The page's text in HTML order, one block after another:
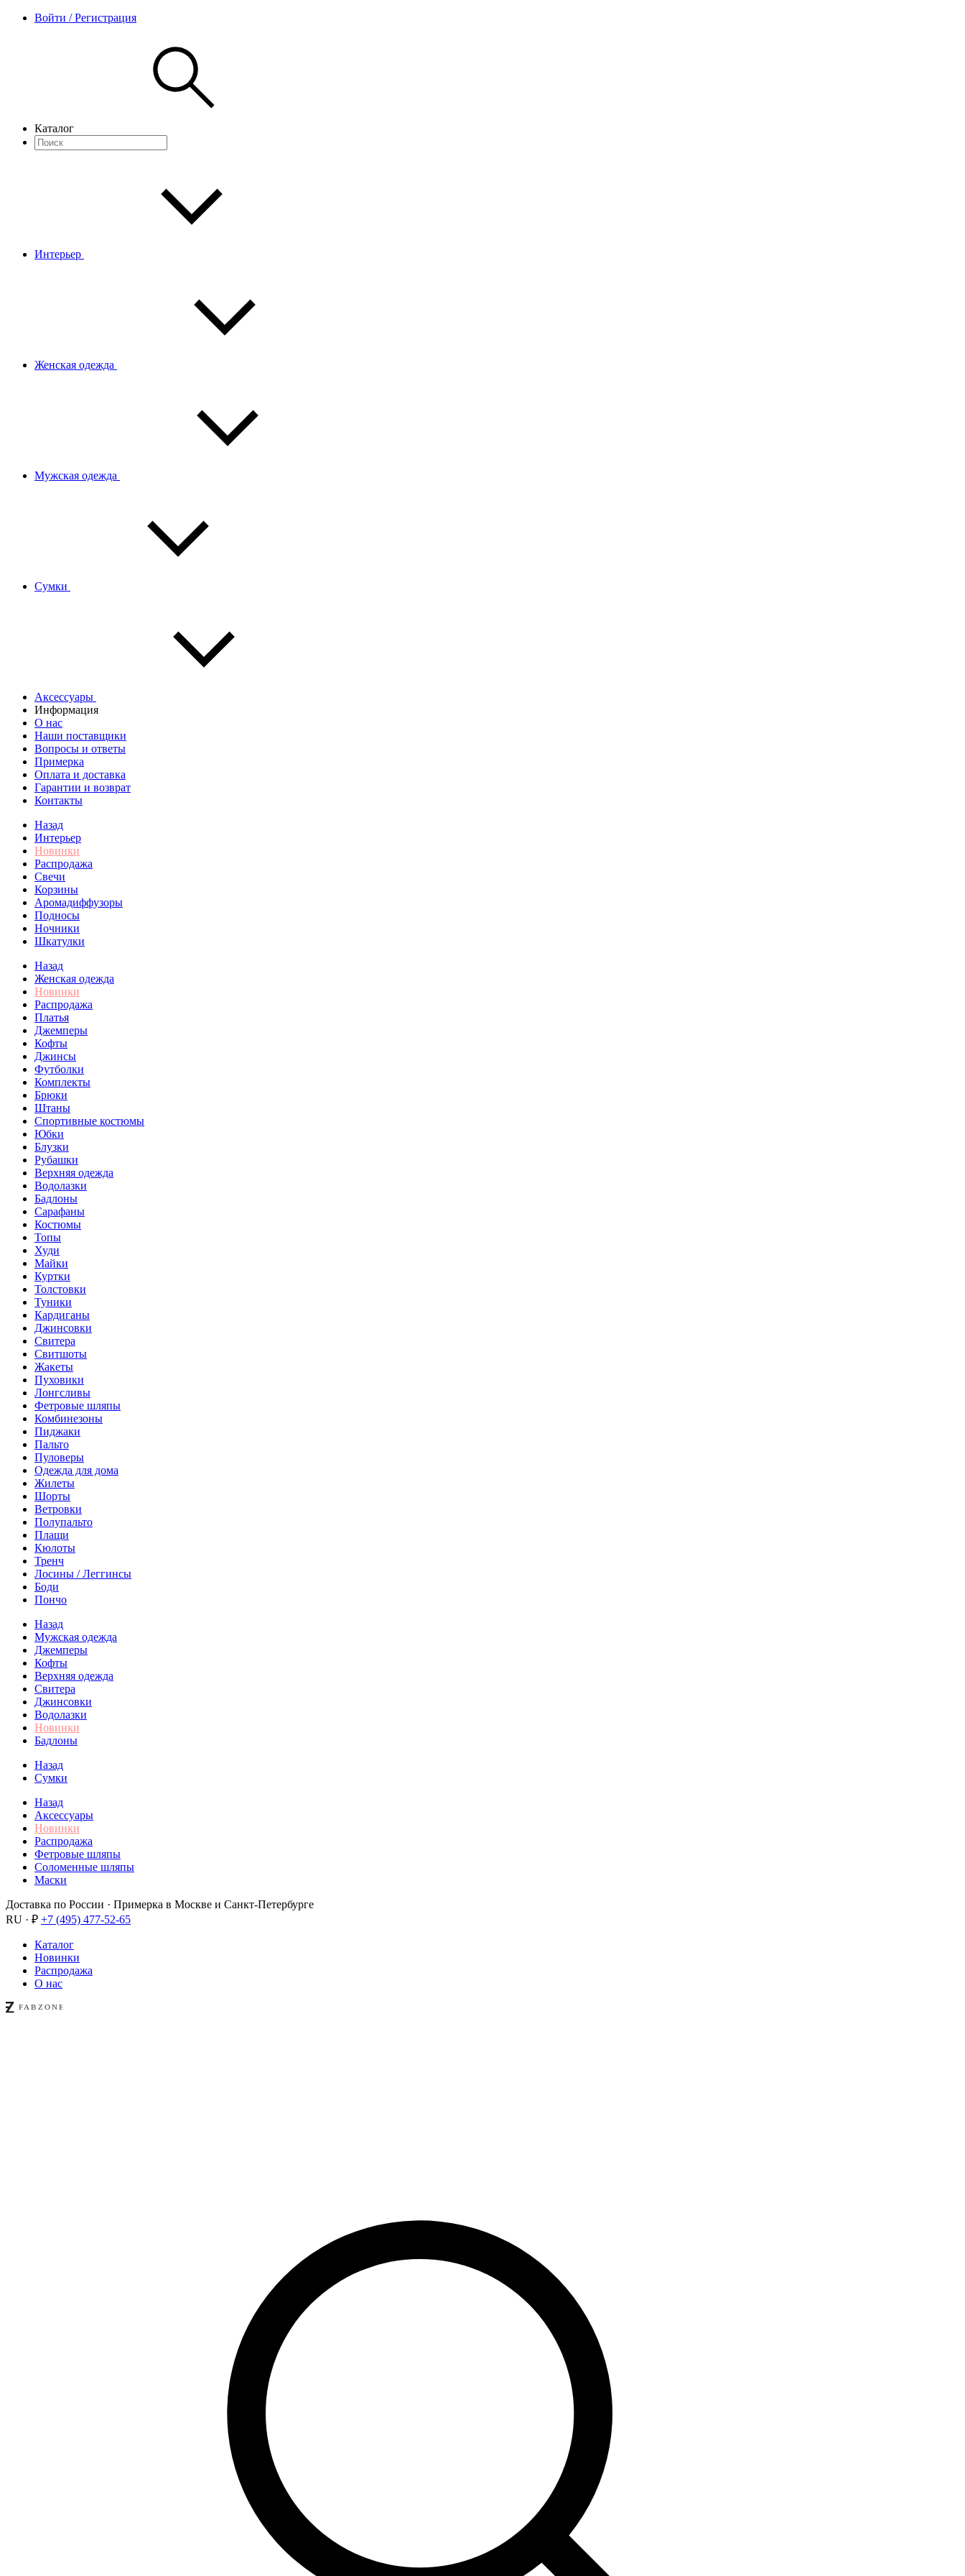
Войти / Регистрация
Каталог
Интерьер
Женская одежда
Мужская одежда
Сумки
Аксессуары
Информация
О нас
Наши поставщики
Вопросы и ответы
Примерка
Оплата и доставка
Гарантии и возврат
Контакты
Назад
Интерьер
Новинки
Распродажа
Свечи
Корзины
Аромадиффузоры
Подносы
Ночники
Шкатулки
Назад
Женская одежда
Новинки
Распродажа
Платья
Джемперы
Кофты
Джинсы
Футболки
Комплекты
Брюки
Штаны
Спортивные костюмы
Юбки
Блузки
Рубашки
Верхняя одежда
Водолазки
Бадлоны
Сарафаны
Костюмы
Топы
Худи
Майки
Куртки
Толстовки
Туники
Кардиганы
Джинсовки
Свитера
Свитшоты
Жакеты
Пуховики
Лонгсливы
Фетровые шляпы
Комбинезоны
Пиджаки
Пальто
Пуловеры
Одежда для дома
Жилеты
Шорты
Ветровки
Полупальто
Плащи
Кюлоты
Тренч
Лосины / Леггинсы
Боди
Пончо
Назад
Мужская одежда
Джемперы
Кофты
Верхняя одежда
Свитера
Джинсовки
Водолазки
Новинки
Бадлоны
Назад
Сумки
Назад
Аксессуары
Новинки
Распродажа
Фетровые шляпы
Соломенные шляпы
Маски
Доставка по России · Примерка в Москве и Санкт-Петербурге
RU · ₽ +7 (495) 477-52-65
Каталог
Новинки
Распродажа
О нас